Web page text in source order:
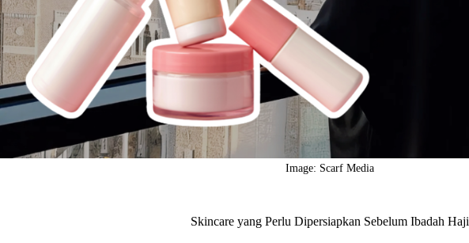
Image: Scarf Media
Skincare yang Perlu Dipersiapkan Sebelum Ibadah Haji